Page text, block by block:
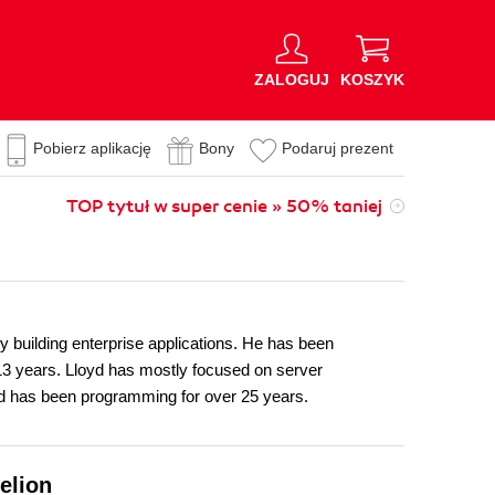
ZALOGUJ KOSZYK
Pobierz aplikację Bony Podaruj prezent
TOP tytuł w super cenie » 50% taniej
building enterprise applications. He has been
years. Lloyd has mostly focused on server
has been programming for over 25 years.